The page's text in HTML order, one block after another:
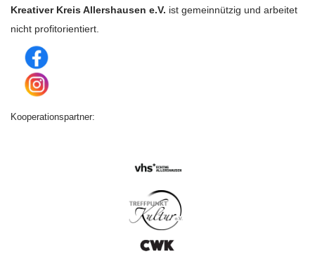
Kreativer Kreis Allershausen e.V. ist gemeinnützig und arbeitet
nicht profitorientiert.
Kooperationspartner: